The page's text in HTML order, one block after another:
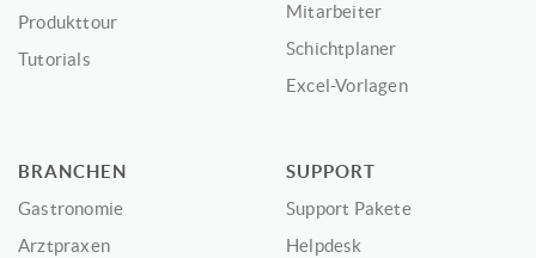
Produkttour
Tutorials
Mitarbeiter
Schichtplaner
Excel-Vorlagen
BRANCHEN
Gastronomie
Arztpraxen
SUPPORT
Support Pakete
Helpdesk